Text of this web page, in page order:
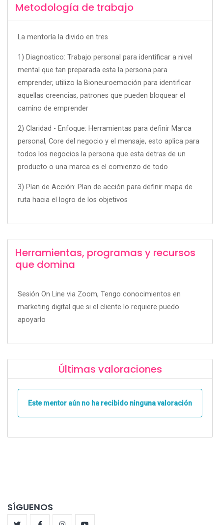
Metodología de trabajo
La mentoría la divido en tres
1) Diagnostico: Trabajo personal para identificar a nivel
mental que tan preparada esta la persona para
emprender, utilizo la Bioneuroemoción para identificar
aquellas creencias, patrones que pueden bloquear el
camino de emprender
2) Claridad - Enfoque: Herramientas para definir Marca
personal, Core del negocio y el mensaje, esto aplica para
todos los negocios la persona que esta detras de un
producto o una marca es el comienzo de todo
3) Plan de Acción: Plan de acción para definir mapa de
ruta hacia el logro de los objetivos
Herramientas, programas y recursos
que domina
Sesión On Line via Zoom, Tengo conocimientos en
marketing digital que si el cliente lo requiere puedo
apoyarlo
Últimas valoraciones
Este mentor aún no ha recibido ninguna valoración
SÍGUENOS